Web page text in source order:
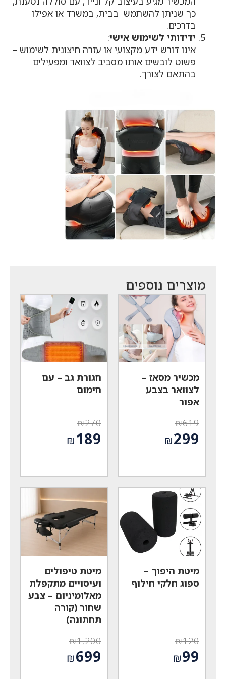
כך שניתן להשתמש בבית, במשרד או אפילו
בדרכים.
ידידותי לשימוש אישי:
אינו דורש ידע מקצועי או עזרה חיצונית לשימוש –
פשוט לובשים אותו מסביב לצוואר ומפעילים
בהתאם לצורך.
מוצרים נוספים
מכשיר מסאז –
לצוואר בצבע
אפור
₪619
המחיר
המקורי₪299
הוא:
₪299.
חגורת גב – עם
חימום
₪270
המחיר
המקורי ₪189
הוא:
₪189.
מיטת היפוך –
ספוג חלקי חילוף
₪120
המחיר
המקורי
₪99
מיטת טיפולים
ועיסויים מתקפלת
מאלומיניום – צבע
שחור (קורה
תחתונה)
₪1,200
המחיר
המקורי ₪699